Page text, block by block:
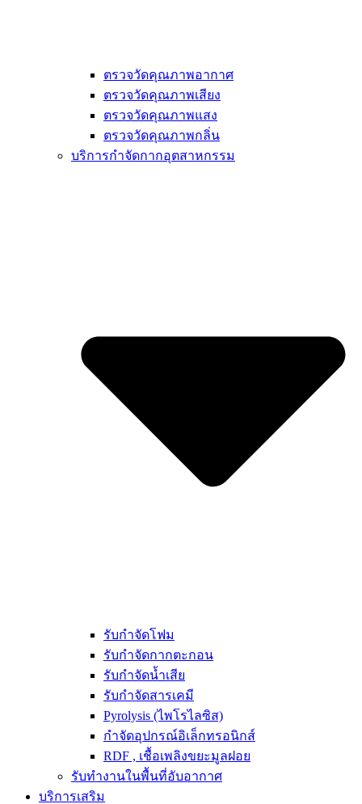
ตรวจวัดคุณภาพอากาศ
ตรวจวัดคุณภาพเสียง
ตรวจวัดคุณภาพแสง
ตรวจวัดคุณภาพกลิ่น
บริการกำจัดกากอุตสาหกรรม
รับกำจัดโฟม
รับกำจัดกากตะกอน
รับกำจัดน้ำเสีย
รับกำจัดสารเคมี
Pyrolysis (ไพโรไลซิส)
กำจัดอุปกรณ์อิเล็กทรอนิกส์
RDF , เชื้อเพลิงขยะมูลฝอย
รับทำงานในพื้นที่อับอากาศ
บริการเสริม